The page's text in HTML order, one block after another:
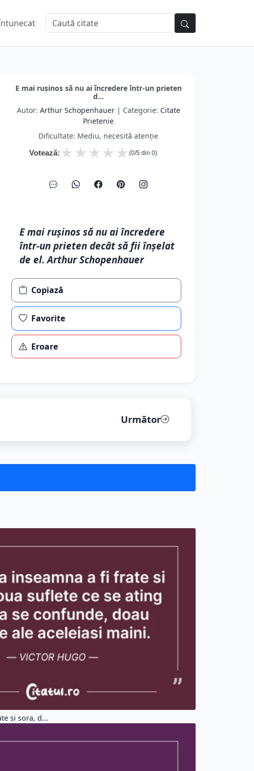
E mai rușinos să nu ai încredere într-un prieten
d...
Autor: Arthur Schopenhauer| Categorie: Citate
Prietenie
Dificultate: Mediu, necesită atenție
Votează: ★
★
★
★
★ (0/5 din 0)
E mai rușinos să nu ai încredere
într-un prieten decât să fii înșelat
de el. Arthur Schopenhauer
Copiază
Favorite
Eroare
Următor
si sora, d...